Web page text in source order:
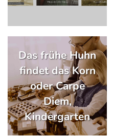
Das frühe Huhn
findet das Korn
oder Carpe
Diem,
Kindergarten